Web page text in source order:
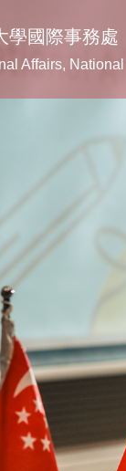
學國際事務處
Affairs,